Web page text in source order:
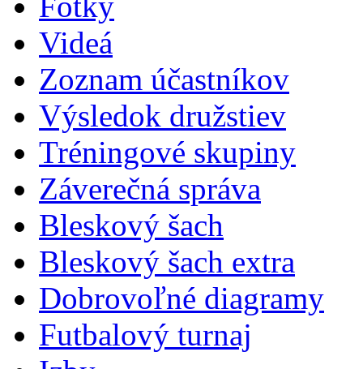
Videá
Zoznam účastníkov
Výsledok družstiev
Tréningové skupiny
Záverečná správa
Bleskový šach
Bleskový šach extra
Dobrovoľné diagramy
Futbalový turnaj